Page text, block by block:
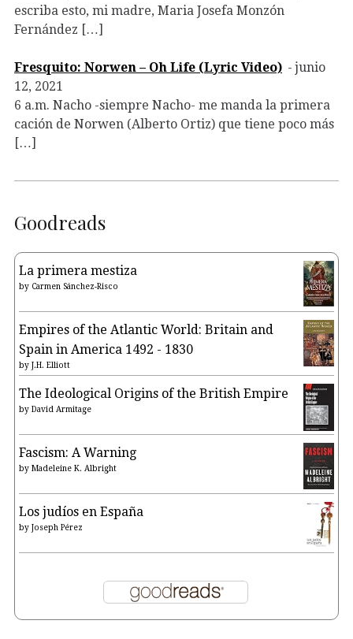
escriba esto, mi madre, Maria Josefa Monzón
Fernández […]
Fresquito: Norwen – Oh Life (Lyric Video)
junio
12, 2021
6 a.m. Nacho -siempre Nacho- me manda la primera
cación de Norwen (Alberto Ortiz) que tiene poco más
[…]
Goodreads
La primera mestiza
by Carmen Sánchez-Risco
Empires of the Atlantic World: Britain and
Spain in America 1492 - 1830
by J.H. Elliott
The Ideological Origins of the British Empire
by David Armitage
Fascism: A Warning
by Madeleine K. Albright
Los judíos en España
by Joseph Pérez